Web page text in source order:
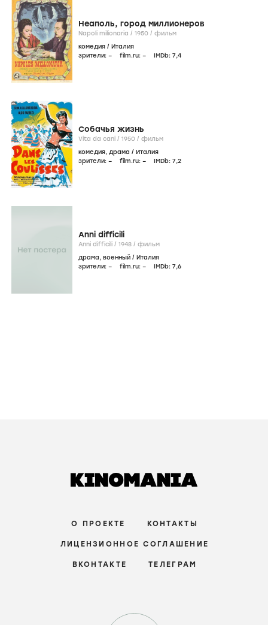
Неаполь, город миллионеров
Napoli milionaria / 1950 / фильм
комедия / Италия
зрители: – film.ru: – IMDb: 7,4
Собачья жизнь
Vita da cani / 1950 / фильм
комедия, драма / Италия
зрители: – film.ru: – IMDb: 7,2
Anni difficili
Anni difficili / 1948 / фильм
драма, военный / Италия
зрители: – film.ru: – IMDb: 7,6
О ПРОЕКТЕ КОНТАКТЫ
ЛИЦЕНЗИОННОЕ СОГЛАШЕНИЕ
ВКОНТАКТЕ ТЕЛЕГРАМ